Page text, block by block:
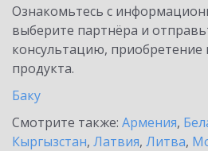
Ознакомьтесь с
выберите партнёра и
консультацию, приобретение
продукта.
Баку
Смотрите также: Армения,
Кыргызстан, Латвия, Литва,